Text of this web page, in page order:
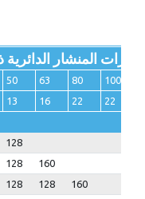
50 63 80 100
13 16 22 22
128
128
160
128 128
160